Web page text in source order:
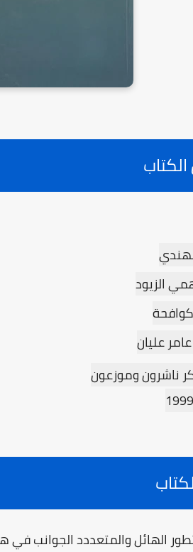
الزيود
عليان
ناشرون وموزعون
الهائل والمتعددد الجوانب في